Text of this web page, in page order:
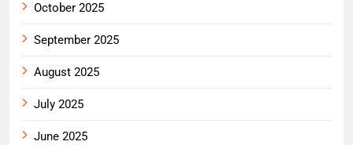
October 2025
September 2025
August 2025
July 2025
June 2025